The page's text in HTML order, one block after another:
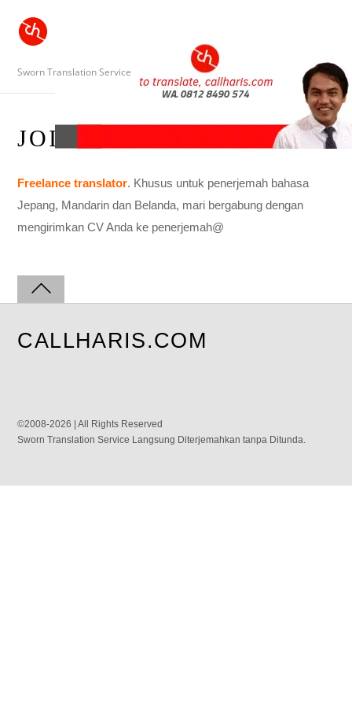
Sworn Translation Service
JOIN US
Freelance translator. Khusus untuk penerjemah bahasa
Jepang, Mandarin dan Belanda, mari bergabung dengan
mengirimkan CV Anda ke penerjemah@
CALLHARIS.COM
©2008-2026 | All Rights Reserved
Sworn Translation Service Langsung Diterjemahkan tanpa Ditunda.